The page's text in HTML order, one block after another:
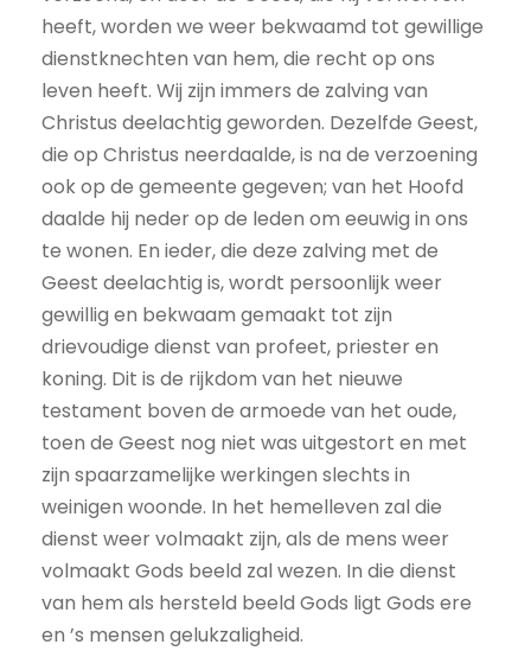
heeft, worden we weer bekwaamd tot gewillige
dienstknechten van hem, die recht op ons
leven heeft. Wij zijn immers de zalving van
Christus deelachtig geworden. Dezelfde Geest,
die op Christus neerdaalde, is na de verzoening
ook op de gemeente gegeven; van het Hoofd
daalde hij neder op de leden om eeuwig in ons
te wonen. En ieder, die deze zalving met de
Geest deelachtig is, wordt persoonlijk weer
gewillig en bekwaam gemaakt tot zijn
drievoudige dienst van profeet, priester en
koning. Dit is de rijkdom van het nieuwe
testament boven de armoede van het oude,
toen de Geest nog niet was uitgestort en met
zijn spaarzamelijke werkingen slechts in
weinigen woonde. In het hemelleven zal die
dienst weer volmaakt zijn, als de mens weer
volmaakt Gods beeld zal wezen. In die dienst
van hem als hersteld beeld Gods ligt Gods ere
en ’s mensen gelukzaligheid.